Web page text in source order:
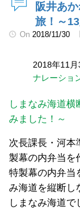
阪井あ
旅！～
On 2018/11/30
2018年11
ナレーショ
しまなみ海道
みました！～
次長課長・河本
製幕の内弁当を
特製幕の内弁当
み海道を縦断し
しまなみ海道